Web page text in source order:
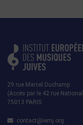
29 rue Marcel Duchamp
(Accès par le 42 rue
75013 PARIS
contact@iemj.org